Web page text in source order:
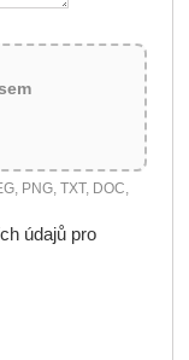
PNG, TXT, DOC,
údajů pro